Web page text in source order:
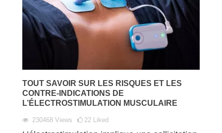
TOUT SAVOIR SUR LES RISQUES ET LES
CONTRE-INDICATIONS DE
L’ÉLECTROSTIMULATION MUSCULAIRE
230468 Views 22 Liked